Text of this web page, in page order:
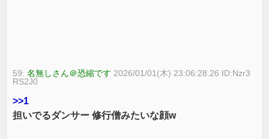
59:名無しさん＠恐縮です 2026/01/01(木) 23:06:28.26 ID:Nzr3
RS2J0
>>1
担いでるダンサー 修行僧みたいな顔w